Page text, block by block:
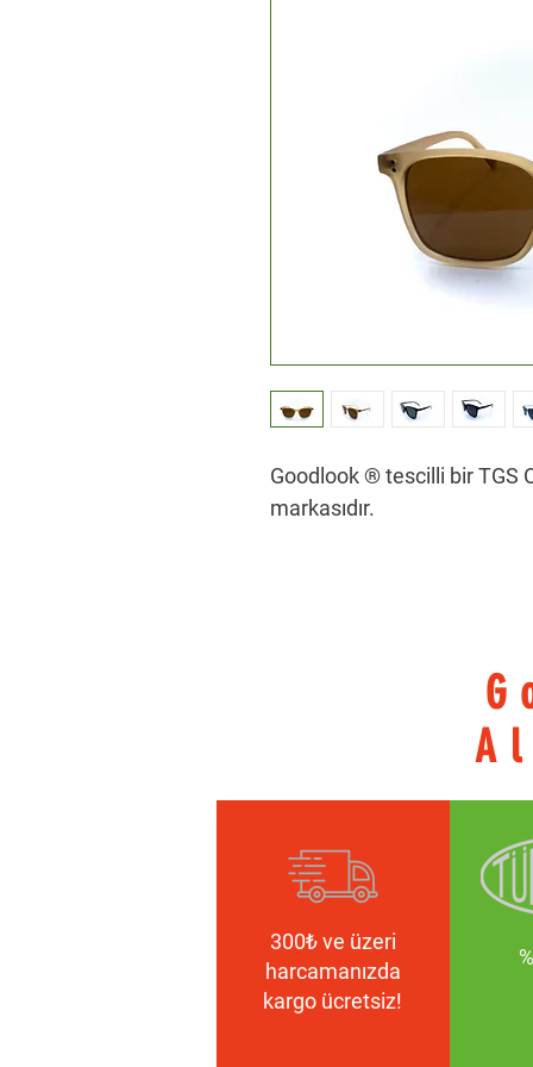
Goodlook ® tescilli bir TGS
markasıdır.
300₺ ve üzeri
harcamanızda
kargo ücretsiz!